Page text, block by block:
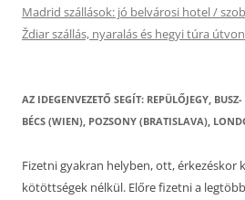
Madrid szállások: jó belvárosi hotel /
Ždiar szállás, nyaralás és hegyi túra
AZ IDEGENVEZETŐ SEGÍT: REPÜLŐJEGY,
BÉCS (WIEN), POZSONY (BRATISLAVA),
Fizetni gyakran helyben, ott, érkezéskor
kötöttségek nélkül. Előre fizetni a